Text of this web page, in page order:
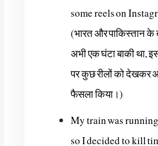
some reels on
(भारत और पाकिस्तान के
अभी एक घंटा बाकी था,
पर कुछ रीलों को देखकर
फैसला किया।)
My train was
so I decided to kill